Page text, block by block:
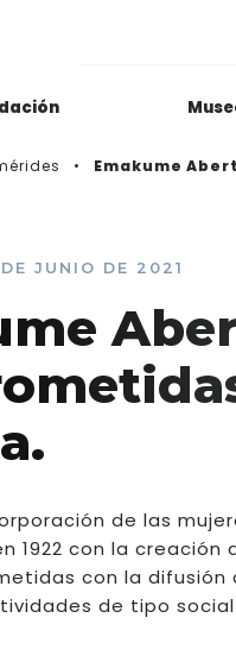
Emakume
JUNIO DE 2021
de las
1922 con la
con la
de tipo social